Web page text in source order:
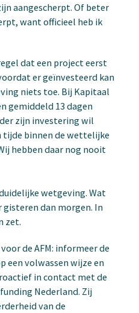
aangescherpt. Of beter
want officieel heb ik
dat een project eerst
er geïnvesteerd kan
niets toe. Bij Kapitaal
gemiddeld 13 dagen
zijn investering wil
tijde binnen de wettelijke
hebben daar nog nooit
wetgeving. Wat
gisteren dan morgen. In
zet.
de AFM: informeer de
volwassen wijze en
in contact met de
Nederland. Zij
van de